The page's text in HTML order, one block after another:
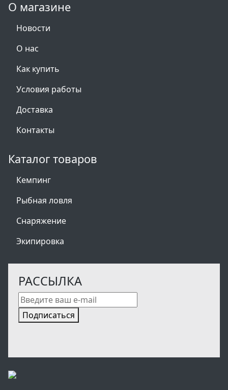
О магазине
Новости
О нас
Как купить
Условия работы
Доставка
Контакты
Каталог товаров
Кемпинг
Рыбная ловля
Снаряжение
Экипировка
РАССЫЛКА
Подписаться